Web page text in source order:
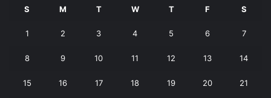
S M T W T F S
1 2 3 4 5 6 7
8 9 10 11 12 13 14
15 16 17 18 19 20 21